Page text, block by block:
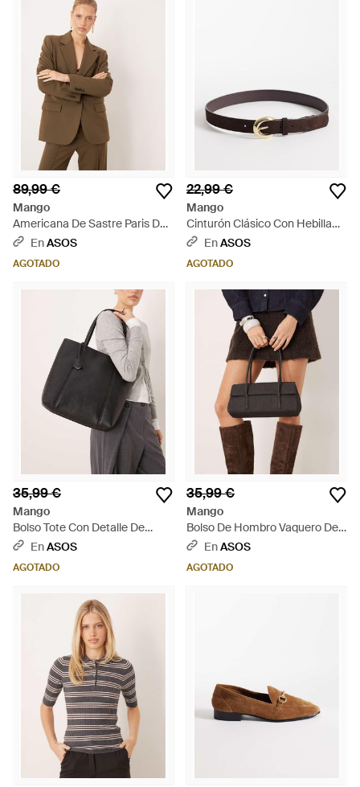
89,99 €
Mango
Americana De Sastre Paris De
(Parte De Un Conjunto)-Verde -
EnASOS
AGOTADO
22,99 €
Mango
Cinturón Clásico Con Hebilla
Dorada 100% De Ante De - Gris
EnASOS
AGOTADO
35,99 €
Mango
Bolso Tote Con Detalle De
Charm De - Negro
EnASOS
AGOTADO
35,99 €
Mango
Bolso De Hombro Vaquero De -
Negro
EnASOS
AGOTADO